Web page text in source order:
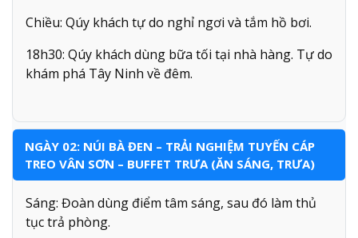
Chiều: Qúy khách tự do nghỉ ngơi và tắm hồ bơi.
18h30: Qúy khách dùng bữa tối tại nhà hàng. Tự do
khám phá Tây Ninh về đêm.
NGÀY 02: NÚI BÀ ĐEN – TRẢI NGHIỆM TUYẾN CÁP
TREO VÂN SƠN – BUFFET TRƯA (ĂN SÁNG, TRƯA)
Sáng: Đoàn dùng điểm tâm sáng, sau đó làm thủ
tục trả phòng.